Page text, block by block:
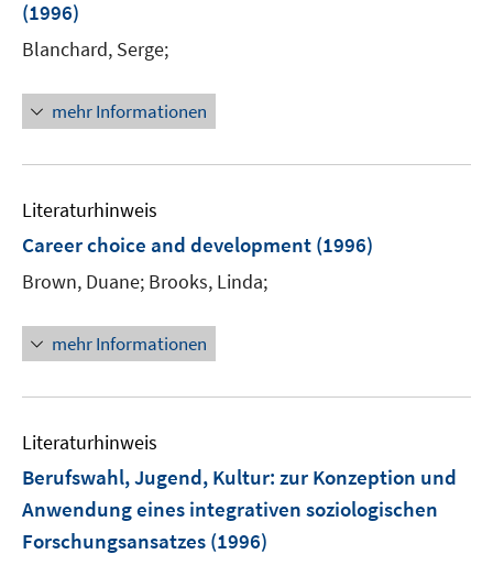
(1996)
Blanchard, Serge;
mehr Informationen
Literaturhinweis
Career choice and development (1996)
Brown, Duane; Brooks, Linda;
mehr Informationen
Literaturhinweis
Berufswahl, Jugend, Kultur: zur Konzeption und
Anwendung eines integrativen soziologischen
Forschungsansatzes (1996)